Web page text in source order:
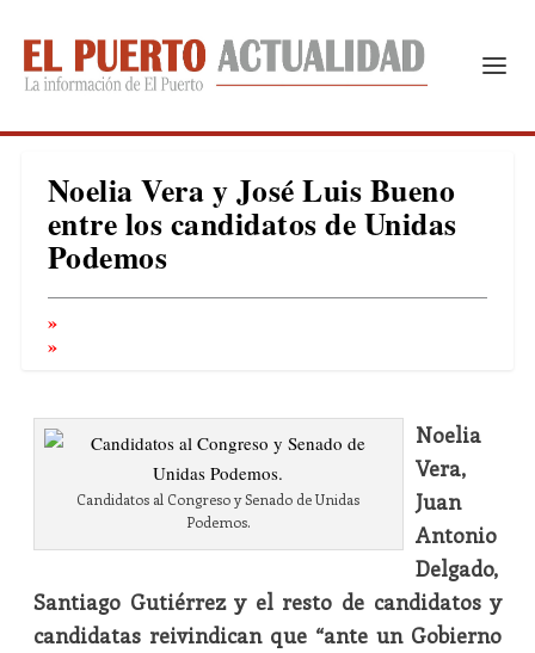
Noelia Vera y José Luis Bueno
entre los candidatos de Unidas
Podemos
Candidatos al Congreso y Senado de Unidas
Podemos.
Noelia
Vera,
Juan
Antonio
Delgado,
Santiago Gutiérrez y el resto de candidatos y
candidatas reivindican que “ante un Gobierno